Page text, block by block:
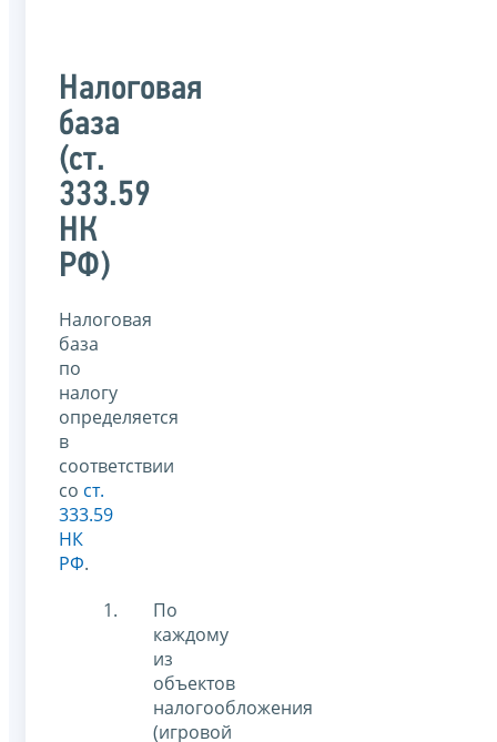
Налоговая
база
(ст.
333.59
НК
РФ)
Налоговая
база
по
налогу
определяется
в
соответствии
со ст.
333.59
НК
РФ.
По
каждому
из
объектов
налогообложения
(игровой